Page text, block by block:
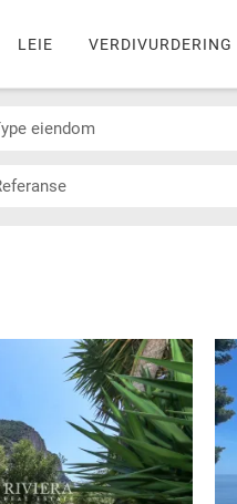
LEIE VERDIVURDERING
Type eiendom